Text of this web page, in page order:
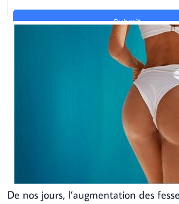
De nos jours, l’augmentation des